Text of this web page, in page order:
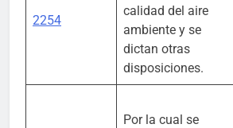
2254
calidad del aire
ambiente y se
dictan otras
disposiciones.
Por la cual se